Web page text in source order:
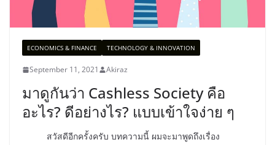
ECONOMICS & FINANCE TECHNOLOGY & INNOVATION
September 11, 2021 Akiraz
มาดูกันว่า Cashless Society คือ
อะไร? ดีอย่างไร? แบบเข้าใจง่าย ๆ
สวัสดีอีกครั้งครับ บทความนี้ ผมจะมาพูดถึงเรื่อง